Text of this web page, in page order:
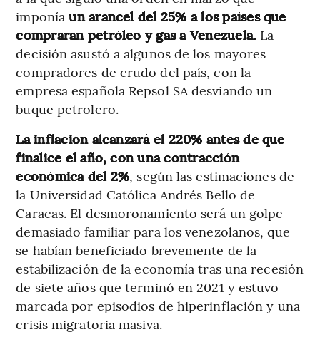
imponía un arancel del 25% a los países que
compraran petróleo y gas a Venezuela. La
decisión asustó a algunos de los mayores
compradores de crudo del país, con la
empresa española Repsol SA desviando un
buque petrolero.
La inflación alcanzará el 220% antes de que
finalice el año, con una contracción
económica del 2%, según las estimaciones de
la Universidad Católica Andrés Bello de
Caracas. El desmoronamiento será un golpe
demasiado familiar para los venezolanos, que
se habían beneficiado brevemente de la
estabilización de la economía tras una recesión
de siete años que terminó en 2021 y estuvo
marcada por episodios de hiperinflación y una
crisis migratoria masiva.